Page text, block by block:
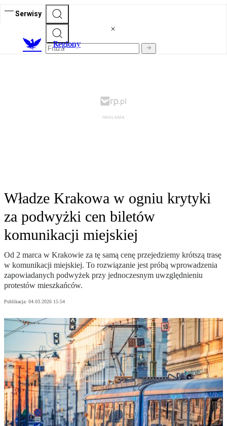
Serwisy
Regiony
Władze Krakowa w ogniu krytyki
za podwyżki cen biletów
komunikacji miejskiej
Od 2 marca w Krakowie za tę samą cenę przejedziemy krótszą trasę
w komunikacji miejskiej. To rozwiązanie jest próbą wprowadzenia
zapowiadanych podwyżek przy jednoczesnym uwzględnieniu
protestów mieszkańców.
Publikacja: 04.03.2026 15:54